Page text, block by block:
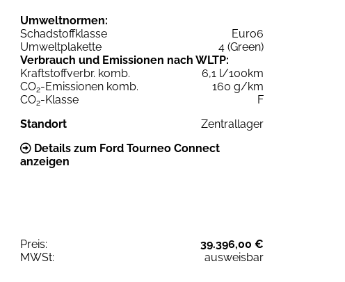
Umweltnormen:
Schadstoffklasse
Euro6
Umweltplakette
4 (Green)
Verbrauch und Emissionen nach WLTP:
Kraftstoffverbr. komb.
6,1 l/100km
CO2-Emissionen komb.
160 g/km
CO2-Klasse
F
Standort
Zentrallager
Details zum Ford Tourneo Connect
anzeigen
Preis:
39.396,00 €
MWSt:
ausweisbar